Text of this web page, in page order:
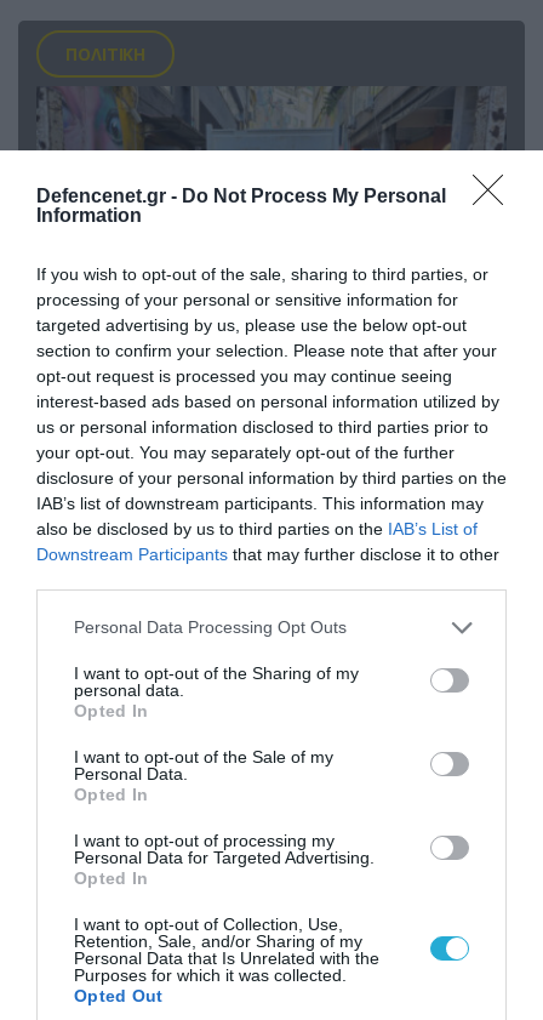
Defencenet.gr - Do Not Process My Personal
Information
If you wish to opt-out of the sale, sharing to third parties, or
processing of your personal or sensitive information for
targeted advertising by us, please use the below opt-out
section to confirm your selection. Please note that after your
opt-out request is processed you may continue seeing
interest-based ads based on personal information utilized by
us or personal information disclosed to third parties prior to
your opt-out. You may separately opt-out of the further
disclosure of your personal information by third parties on the
IAB’s list of downstream participants. This information may
also be disclosed by us to third parties on the IAB’s List of
Downstream Participants that may further disclose it to other
Please note that this website/app uses one or more Google
not limited to your visit or usage behaviour. You may click to
grant or deny consent to Google and its third-party tags to
use your data for below specified purposes in below Google
consent section.
Personal Data Processing Opt Outs
I want to opt-out of the Sharing of my
personal data.
Opted In
I want to opt-out of the Sale of my
Personal Data.
Opted In
I want to opt-out of processing my
Personal Data for Targeted Advertising.
Opted In
I want to opt-out of Collection, Use,
Retention, Sale, and/or Sharing of my
Personal Data that Is Unrelated with the
Purposes for which it was collected.
Opted Out
ΠΟΛΙΤΙΚΗ
06.08.2026 | 14:02
«Επιχείρηση ελεύθερα πεζοδρόμια» στην
Αθήνα: Απομακρύνθηκαν παράνομα
αντικείμενα από κοινόχρηστους χώρους
«Οι εντελώς αθώοι»: Η ανάρτηση του Αρκά για
τα ζώα που χάθηκαν στις πυρκαγιές της